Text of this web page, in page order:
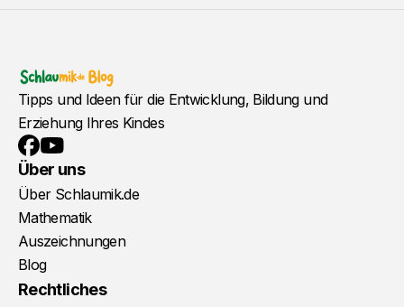
Tipps und Ideen für die Entwicklung, Bildung und
Erziehung Ihres Kindes
Facebook
YouTube
Über uns
Über Schlaumik.de
Mathematik
Auszeichnungen
Blog
Rechtliches